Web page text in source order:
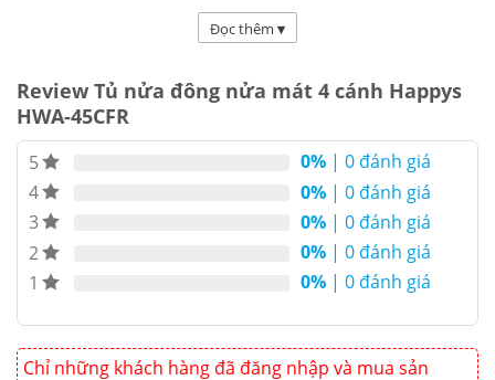
Tủ đông mát 4 cánhHappys HWA-45CFR công
suất 650W ngăn đông 500L và ngăn mát 500L. Thiết
dụng điện áp 220V/50Hz. Sử dụng chất làm lạnh
gas R134A thân thiệt môi trường.
Đọc thêm ▾
Review Tủ nửa đông nửa mát 4 cánh Happys
HWA-45CFR
5 0% | 0 đánh giá
4
0% | 0 đánh giá
3
0% | 0 đánh giá
2
0% | 0 đánh giá
1
0% | 0 đánh giá
Chỉ những khách hàng đã đăng nhập và mua sản